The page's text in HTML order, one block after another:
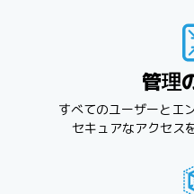
管理
すべてのユーザーとエ
セキュアなアクセス